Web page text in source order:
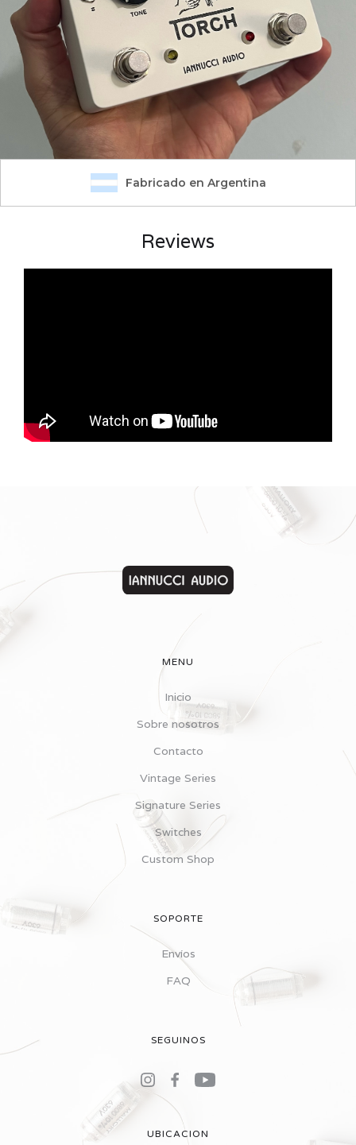
Fabricado en Argentina
Reviews
MENU
Inicio
Sobre nosotros
Contacto
Vintage Series
Signature Series
Switches
Custom Shop
SOPORTE
Envíos
FAQ
SEGUINOS
UBICACION